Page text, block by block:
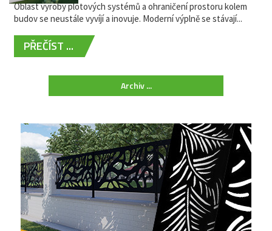
Oblast výroby plotových systémů a ohraničení prostoru kolem
budov se neustále vyvíjí a inovuje. Moderní výplně se stávají...
PŘEČÍST ...
Archiv ...